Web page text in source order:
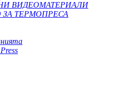
ВИДЕОМАТЕРИАЛИ
ЗА ТЕРМОПРЕСА